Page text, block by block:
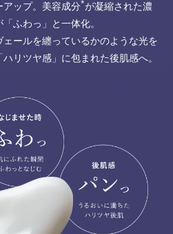
ップ。美容成分*が凝縮された濃
ふわっ」と一体化。
ールを纏っているかのような光を
リツヤ感」に包まれた後肌感へ。